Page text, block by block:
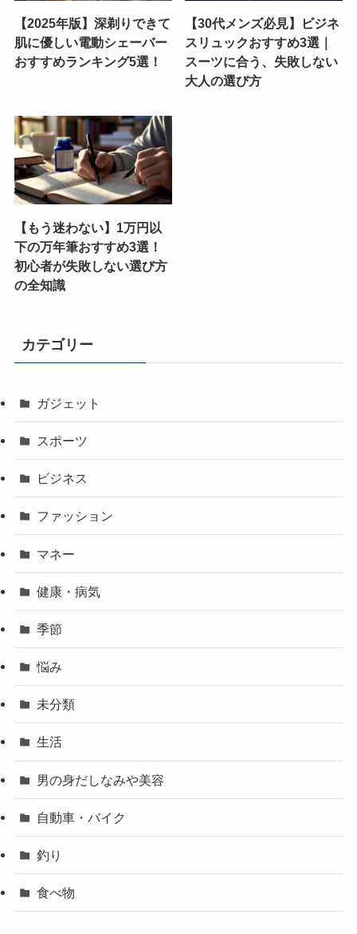
【2025年版】深剃りできて
肌に優しい電動シェーバー
おすすめランキング5選！
【30代メンズ必見】ビジネ
スリュックおすすめ3選｜
スーツに合う、失敗しない
大人の選び方
【もう迷わない】1万円以
下の万年筆おすすめ3選！
初心者が失敗しない選び方
の全知識
カテゴリー
ガジェット
スポーツ
ビジネス
ファッション
マネー
健康・病気
季節
悩み
未分類
生活
男の身だしなみや美容
自動車・バイク
釣り
食べ物